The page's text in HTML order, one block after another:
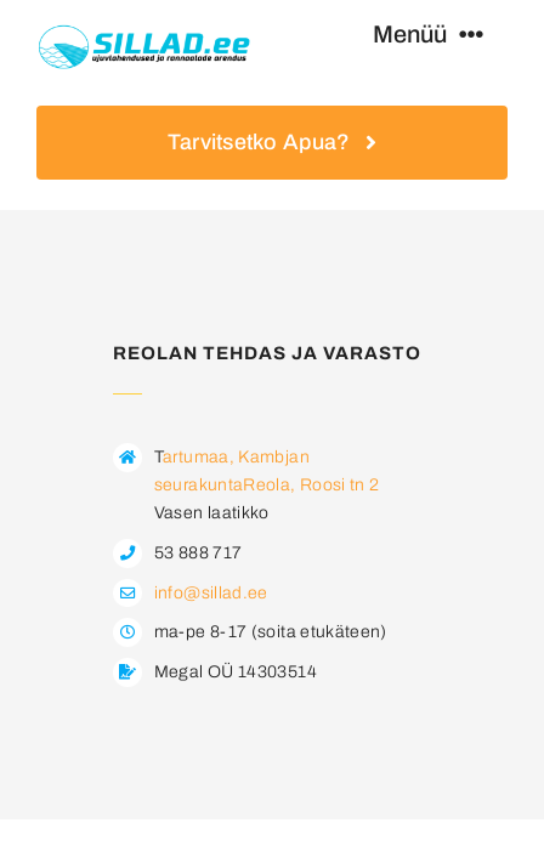
sisältöön
Menüü
Erikoistarjoukset
Tarvitsetko Apua?
REOLAN TEHDAS JA VARASTO
Tartumaa, Kambjan
seurakuntaReola, Roosi tn 2
Vasen laatikko
53 888 717
info@sillad.ee
ma-pe 8-17 (soita etukäteen)
Megal OÜ 14303514